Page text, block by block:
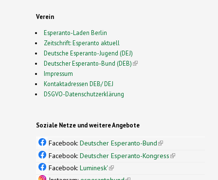
Verein
Esperanto-Laden Berlin
Zeitschrift: Esperanto aktuell
Deutsche Esperanto-Jugend (DEJ)
Deutscher Esperanto-Bund (DEB)(link is external)
Impressum
Kontaktadressen DEB/ DEJ
DSGVO-Datenschutzerklärung
Soziale Netze und weitere Angebote
Facebook: Deutscher Esperanto-Bund(link is
external)
Facebook: Deutscher Esperanto-Kongress(link is
Facebook: Luminesk'(link is external)